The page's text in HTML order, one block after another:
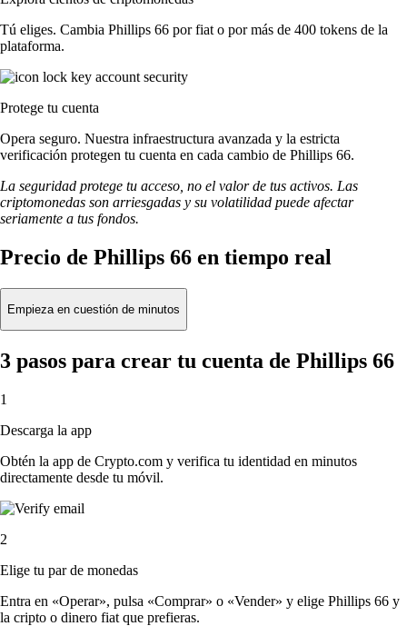
Tú eliges. Cambia Phillips 66 por fiat o por más de 400 tokens de la
plataforma.
Protege tu cuenta
Opera seguro. Nuestra infraestructura avanzada y la estricta
verificación protegen tu cuenta en cada cambio de Phillips 66.
La seguridad protege tu acceso, no el valor de tus activos. Las
criptomonedas son arriesgadas y su volatilidad puede afectar
seriamente a tus fondos.
Precio de Phillips 66 en tiempo real
Empieza en cuestión de minutos
3 pasos para crear tu cuenta de Phillips 66
1
Descarga la app
Obtén la app de Crypto.com y verifica tu identidad en minutos
directamente desde tu móvil.
2
Elige tu par de monedas
Entra en «Operar», pulsa «Comprar» o «Vender» y elige Phillips 66 y
la cripto o dinero fiat que prefieras.